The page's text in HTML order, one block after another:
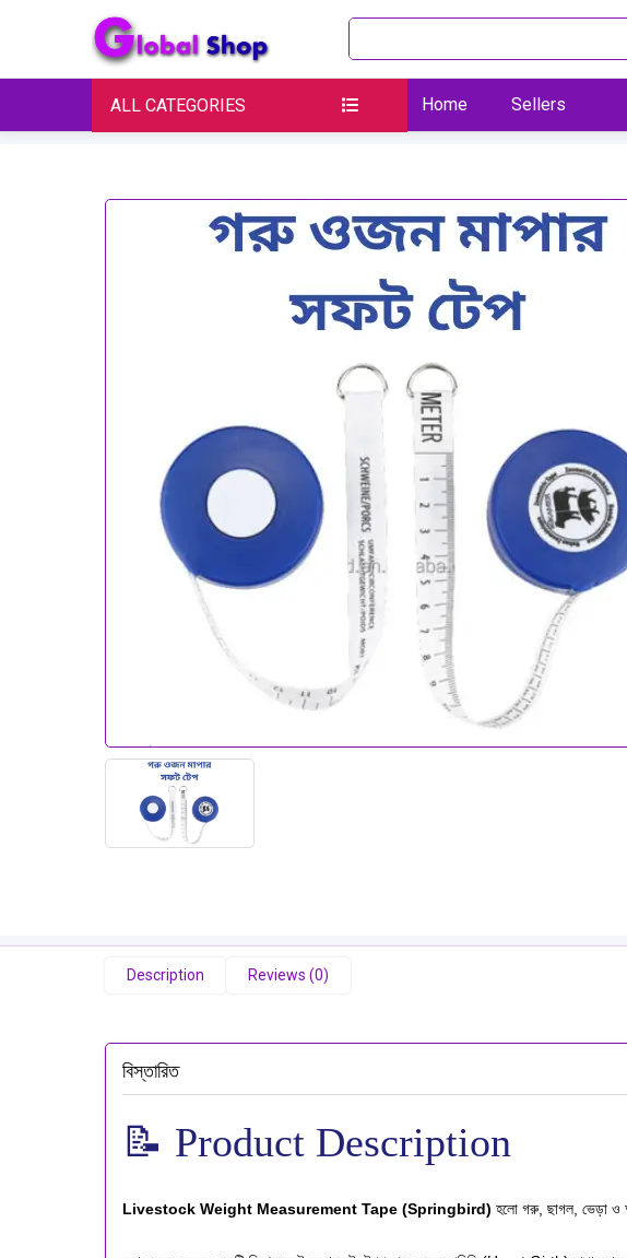
ALL CATEGORIES Home Sellers
Description Reviews (0)
বিস্তারিত
📝 Product Description
Livestock Weight Measurement Tape (Springbird) হলো গরু, ছাগল, ভেড়া ও